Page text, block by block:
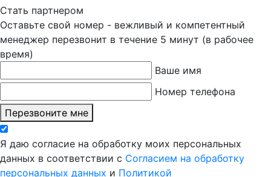
Стать партнером
Оставьте свой номер - вежливый и компетентный
менеджер перезвонит в течение 5 минут (в рабочее
время)
Ваше имя
Номер телефона
Перезвоните мне
Я даю согласие на обработку моих персональных
данных в соответствии с Согласием на обработку
персональных данных и Политикой